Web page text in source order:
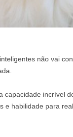
não vai
capacidade incrível
e habilidade para